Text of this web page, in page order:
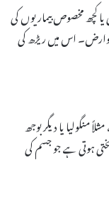
کچھ مخصوص بیماریوں کی
عوارض۔ اس میں ریڑھ کی
منگولیا یا دیگر بوجھ
ہوتی ہے جو جسم کی